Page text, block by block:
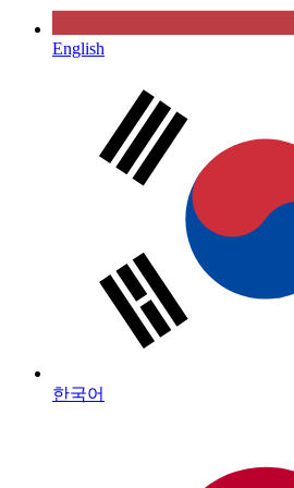
English
한국어